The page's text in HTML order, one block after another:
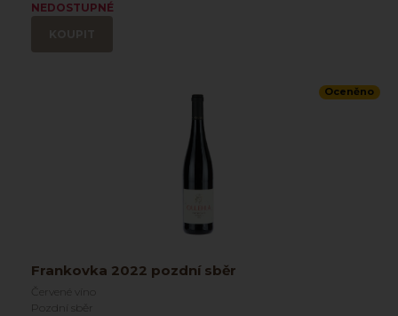
NEDOSTUPNÉ
Oceněno
Frankovka 2022 pozdní sběr
Červené víno
Pozdní sběr